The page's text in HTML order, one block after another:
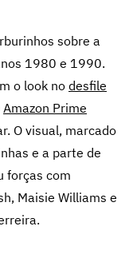
sobre a
1980 e 1990.
o look no desfile
Amazon Prime
O visual, marcado
e a parte de
forças com
Maisie Williams e